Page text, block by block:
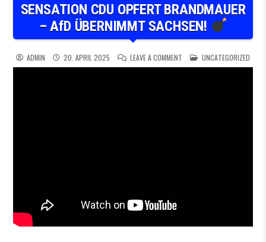
SENSATION CDU OPFERT BRANDMAUER
– AfD ÜBERNIMMT SACHSEN!
ADMIN 20. APRIL 2025 LEAVE A COMMENT ON SENSATION CDU
POSTED IN
UNCATEGORIZED